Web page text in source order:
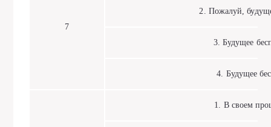
7
2. Пожалуй,
3. Будущее
4. Будущее
1. В своем